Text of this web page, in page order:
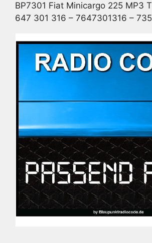
BP7301 Fiat Minicargo 225 MP3
647 301 316 – 7647301316 –